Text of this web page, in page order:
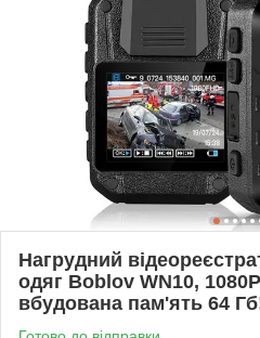
Нагрудний
одяг Boblov WN10,
вбудована пам'ять 64